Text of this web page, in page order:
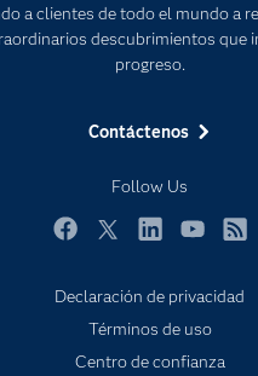
a clientes de todo el mundo a
descubrimientos que
progreso.
Contáctenos
Follow Us
Estudiantes
Eventos
Industrias
Oportunidades profesionales
Productos
Sala de prensa
SAS Viya
Declaración de privacidad
Términos de uso
Centro de confianza